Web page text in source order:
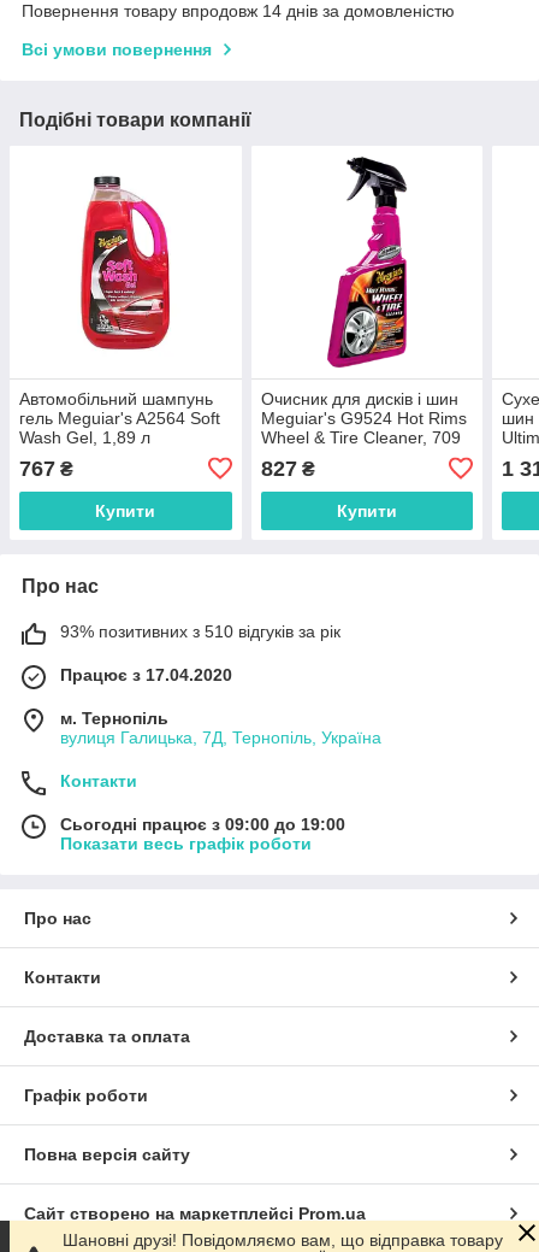
Повернення товару впродовж 14 днів за домовленістю
Всі умови повернення
Подібні товари компанії
Автомобільний шампунь
гель Meguiar's A2564 Soft
Wash Gel, 1,89 л
767 ₴
Купити
Очисник для дисків і шин
Meguiar's G9524 Hot Rims
Wheel & Tire Cleaner, 709
827₴
Купити
шин
1
Про нас
93% позитивних з 510 відгуків за рік
Працює з 17.04.2020
м. Тернопіль
вулиця Галицька, 7Д, Тернопіль, Україна
Контакти
Сьогодні працює з 09:00 до 19:00
Показати весь графік роботи
Про нас
Контакти
Доставка та оплата
Графік роботи
Повна версія сайту
Сайт створено на маркетплейсі Prom.ua
Шановні друзі! Повідомляємо вам, що відправка товару